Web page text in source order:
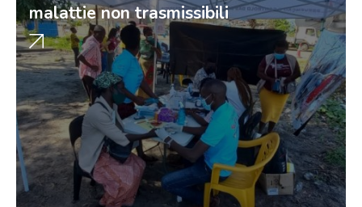
malattie non trasmissibili